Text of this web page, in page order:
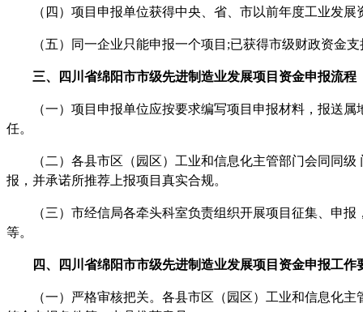
（四）项目申报单位获得中央、省、市以前年度工业发展
（五）同一企业只能申报一个项目 ;已获得市级财政资金
三、 四川省绵阳市市级先进制造业发展项目资金申报流程
（一）项目申报单位应按要求编写项目申报材料，报送属
任。
（二）各县市区（园区）工业和信息化主管部门会同同级
报，并承诺所推荐上报项目真实合规。
（三）市经信局各牵头科室负责组织开展项目征集、申报
等。
四、 四川省绵阳市市级先进制造业发展项目资金申报工作
（一）严格审核把关。各县市区（园区）工业和信息化主